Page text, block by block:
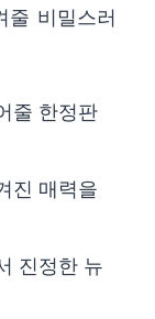
줄 비밀스러
줄 한정판
진 매력을
진정한 뉴